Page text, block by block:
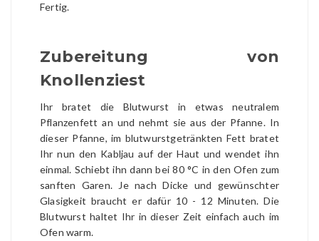
Fertig.
Zubereitung von
Knollenziest
Ihr bratet die Blutwurst in etwas neutralem
Pflanzenfett an und nehmt sie aus der Pfanne. In
dieser Pfanne, im blutwurstgetränkten Fett bratet
Ihr nun den Kabljau auf der Haut und wendet ihn
einmal. Schiebt ihn dann bei 80 °C in den Ofen zum
sanften Garen. Je nach Dicke und gewünschter
Glasigkeit braucht er dafür 10 - 12 Minuten. Die
Blutwurst haltet Ihr in dieser Zeit einfach auch im
Ofen warm.